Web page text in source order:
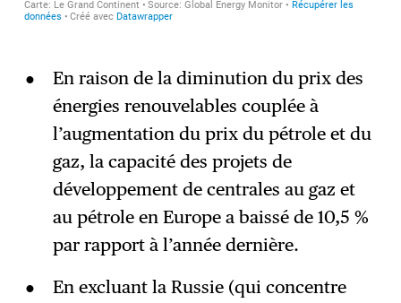
En raison de la diminution du prix des
énergies renouvelables couplée à
l’augmentation du prix du pétrole et du
gaz, la capacité des projets de
développement de centrales au gaz et
au pétrole en Europe a baissé de 10,5 %
par rapport à l’année dernière.
En excluant la Russie (qui concentre